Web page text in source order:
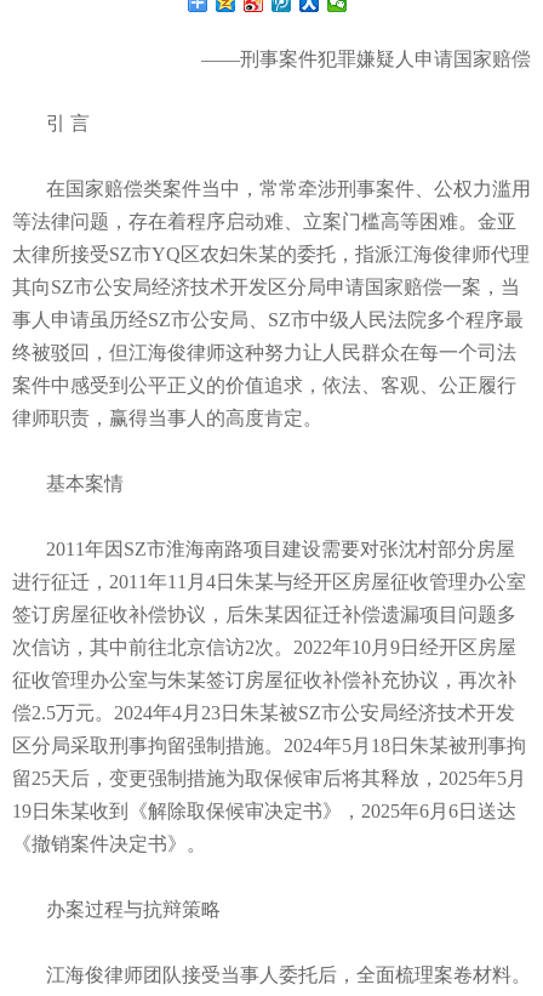
——刑事案件犯罪嫌疑人申请国家赔偿
引 言
在国家赔偿类案件当中，常常牵涉刑事案件、公权力滥用
等法律问题，存在着程序启动难、立案门槛高等困难。金亚
太律所接受SZ市YQ区农妇朱某的委托，指派江海俊律师代理
其向SZ市公安局经济技术开发区分局申请国家赔偿一案，当
事人申请虽历经SZ市公安局、SZ市中级人民法院多个程序最
终被驳回，但江海俊律师这种努力让人民群众在每一个司法
案件中感受到公平正义的价值追求，依法、客观、公正履行
律师职责，赢得当事人的高度肯定。
基本案情
2011年因SZ市淮海南路项目建设需要对张沈村部分房屋
进行征迁，2011年11月4日朱某与经开区房屋征收管理办公室
签订房屋征收补偿协议，后朱某因征迁补偿遗漏项目问题多
次信访，其中前往北京信访2次。2022年10月9日经开区房屋
征收管理办公室与朱某签订房屋征收补偿补充协议，再次补
偿2.5万元。2024年4月23日朱某被SZ市公安局经济技术开发
区分局采取刑事拘留强制措施。2024年5月18日朱某被刑事拘
留25天后，变更强制措施为取保候审后将其释放，2025年5月
19日朱某收到《解除取保候审决定书》，2025年6月6日送达
《撤销案件决定书》。
办案过程与抗辩策略
江海俊律师团队接受当事人委托后，全面梳理案卷材料。